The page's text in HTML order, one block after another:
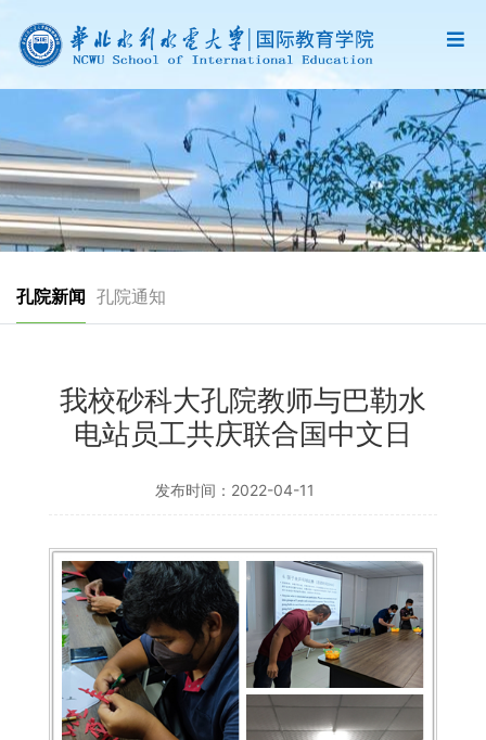
孔院新闻 孔院通知
我校砂科大孔院教师与巴勒水
电站员工共庆联合国中文日
发布时间：2022-04-11